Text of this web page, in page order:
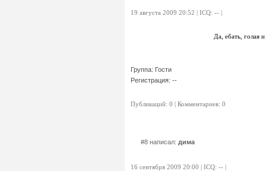
19 августа 2009 20:52 | ICQ: -- |
Группа: Гости
Регистрация: --
Да, ебать, голая
Публикаций: 0 | Комментариев: 0
#8 написал: дима
16 сентября 2009 20:00 | ICQ: -- |